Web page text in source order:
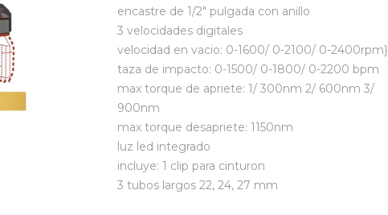
encastre de 1/2" pulgada con anillo
3 velocidades digitales
velocidad en vacio: 0-1600/ 0-2100/ 0-2400rpm}
taza de impacto: 0-1500/ 0-1800/ 0-2200 bpm
max torque de apriete: 1/ 300nm 2/ 600nm 3/
900nm
max torque desapriete: 1150nm
luz led integrado
incluye: 1 clip para cinturon
3 tubos largos 22, 24, 27 mm